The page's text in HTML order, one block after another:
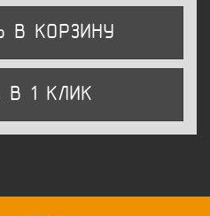
В КОРЗИНУ
В 1 КЛИК